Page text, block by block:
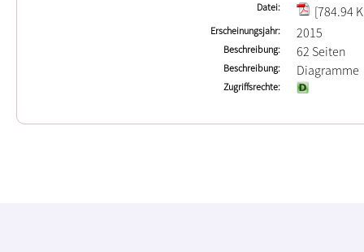
Datei [784.94
Erscheinungsjahr 2015
Beschreibung 62 Seiten
Beschreibung Diagramme
Zugriffsrechte